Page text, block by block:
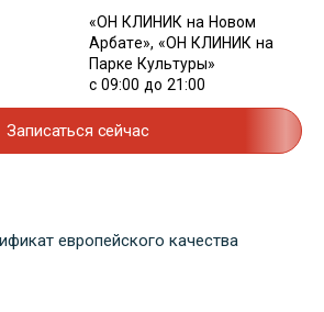
«ОН КЛИНИК на Новом
Арбате», «ОН КЛИНИК на
Парке Культуры»
с 09:00 до 21:00
Записаться сейчас
европейского качества